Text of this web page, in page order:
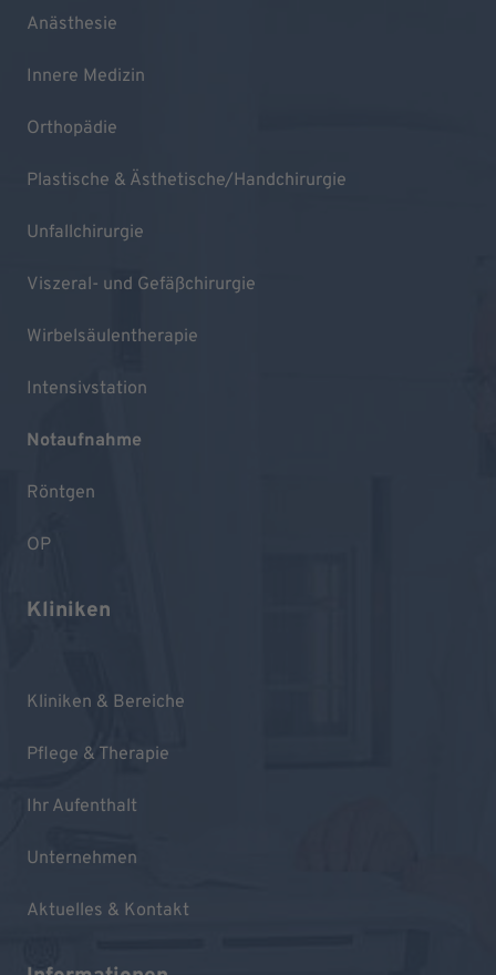
Anästhesie
Innere Medizin
Orthopädie
Plastische & Ästhetische/Handchirurgie
Unfallchirurgie
Viszeral- und Gefäßchirurgie
Wirbelsäulentherapie
Intensivstation
Notaufnahme
Röntgen
OP
Kliniken
Kliniken & Bereiche
Pflege & Therapie
Ihr Aufenthalt
Unternehmen
Aktuelles & Kontakt